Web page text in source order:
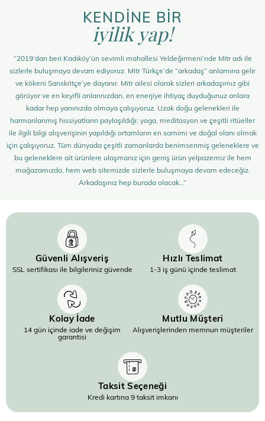
KENDİNE BİR
iyilik yap!
“2019’dan beri Kadıköy’ün sevimli mahallesi Yeldeğirmeni’nde Mitr adı ile
sizlerle buluşmaya devam ediyoruz. Mitr Türkçe’de “arkadaş” anlamına gelir
ve kökeni Sanskritçe’ye dayanır. Mitr ailesi olarak sizleri arkadaşımız gibi
görüyor ve en keyifli anlarınızdan, en enerjiye ihtiyaç duyduğunuz anlara
kadar hep yanınızda olmaya çalışıyoruz. Uzak doğu gelenekleri ile
harmanlanmış hissiyatların paylaşıldığı; yoga, meditasyon ve çeşitli ritüeller
ile ilgili bilgi alışverişinin yapıldığı ortamların en samimi ve doğal olanı olmak
için çalışıyoruz. Tüm dünyada çeşitli zamanlarda benimsenmiş geleneklere ve
bu geleneklere ait ürünlere ulaşmanız için geniş ürün yelpazemiz ile hem
mağazamızda, hem web sitemizde sizlerle buluşmaya devam edeceğiz.
Arkadaşınız hep burada olacak…”
Güvenli Alışveriş
SSL sertifikası ile bilgileriniz güvende
Hızlı Teslimat
1-3 iş günü içinde teslimat
Kolay İade
14 gün içinde iade ve değişim
garantisi
Mutlu Müşteri
Alışverişlerinden memnun müşteriler
Taksit Seçeneği
Kredi kartına 9 taksit imkanı